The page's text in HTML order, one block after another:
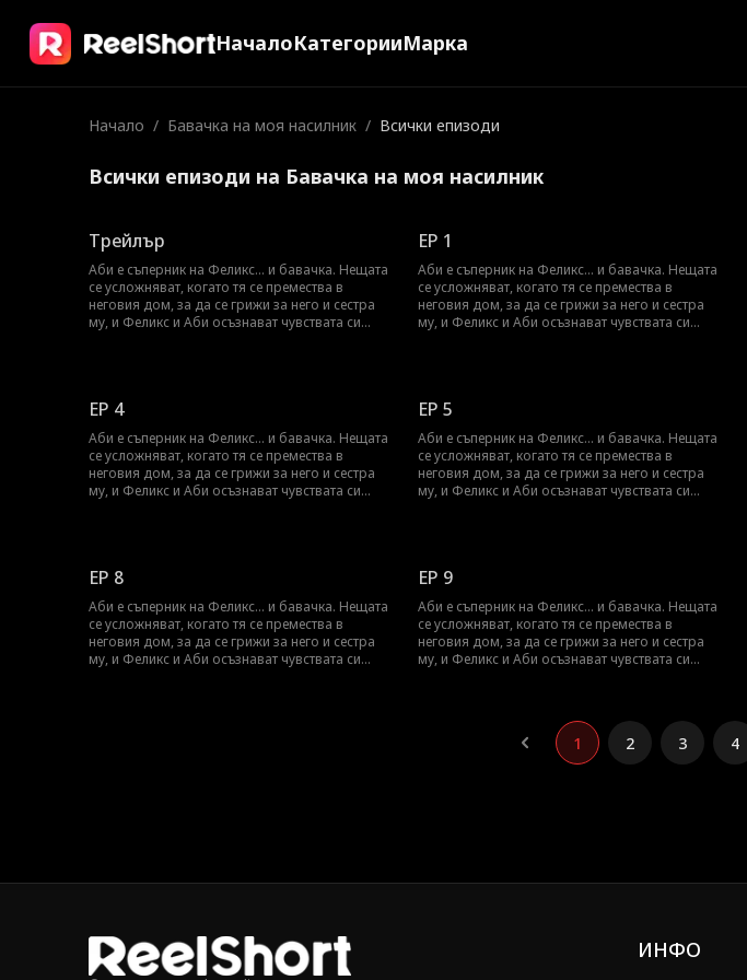
НачалоКатегорииМарка
Начало / Бавачка на моя насилник / Всички епизоди
Всички епизоди на Бавачка на моя насилник
Трейлър
Аби е съперник на Феликс... и бавачка. Нещата
се усложняват, когато тя се премества в
неговия дом, за да се грижи за него и сестра
му, и Феликс и Аби осъзнават чувствата си
EP 1
Аби е съперник на Феликс... и бавачка. Нещата
се усложняват, когато тя се премества в
неговия дом, за да се грижи за него и сестра
му, и Феликс и Аби осъзнават чувствата си
EP 4
Аби е съперник на Феликс... и бавачка. Нещата
се усложняват, когато тя се премества в
неговия дом, за да се грижи за него и сестра
му, и Феликс и Аби осъзнават чувствата си
EP 5
Аби е съперник на Феликс... и бавачка. Нещата
се усложняват, когато тя се премества в
неговия дом, за да се грижи за него и сестра
му, и Феликс и Аби осъзнават чувствата си
EP 8
Аби е съперник на Феликс... и бавачка. Нещата
се усложняват, когато тя се премества в
неговия дом, за да се грижи за него и сестра
му, и Феликс и Аби осъзнават чувствата си
EP 9
Аби е съперник на Феликс... и бавачка. Нещата
се усложняват, когато тя се премества в
неговия дом, за да се грижи за него и сестра
му, и Феликс и Аби осъзнават чувствата си
1 2 3 4
ИНФО